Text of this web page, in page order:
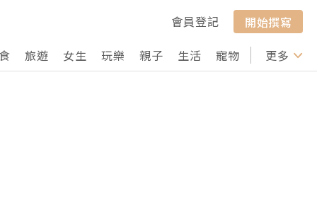
會員登記
開始撰寫
旅遊 女生 玩樂 親子 生活 寵物 行山 打卡
更多